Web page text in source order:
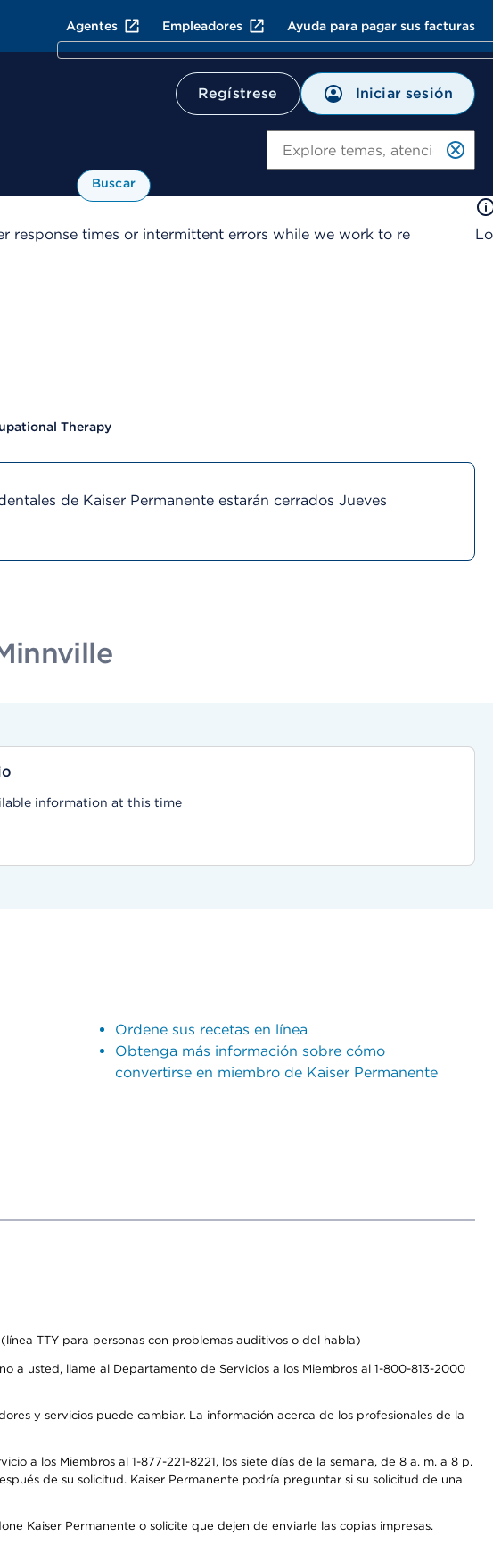
Agentes Empleadores Ayuda para pagar sus facturas
Regístrese Iniciar sesión
Buscar
response times or intermittent errors while we work to re
Therapy
de Kaiser Permanente estarán cerrados Jueves
information at this time
Ordene sus recetas en línea
Obtenga más información sobre cómo
convertirse en miembro de Kaiser Permanente
(línea TTY para personas con problemas auditivos o del habla)
usted, llame al Departamento de Servicios a los Miembros al 1-800-813-2000
y servicios puede cambiar. La información acerca de los profesionales de la
a los Miembros al 1-877-221-8221, los siete días de la semana, de 8 a. m. a 8 p.
de su solicitud. Kaiser Permanente podría preguntar si su solicitud de una
Kaiser Permanente o solicite que dejen de enviarle las copias impresas.